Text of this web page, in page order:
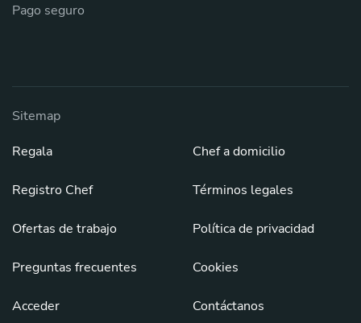
Pago seguro
Sitemap
Regala
Registro Chef
Ofertas de trabajo
Preguntas frecuentes
Acceder
Chef a domicilio
Términos legales
Política de privacidad
Cookies
Contáctanos